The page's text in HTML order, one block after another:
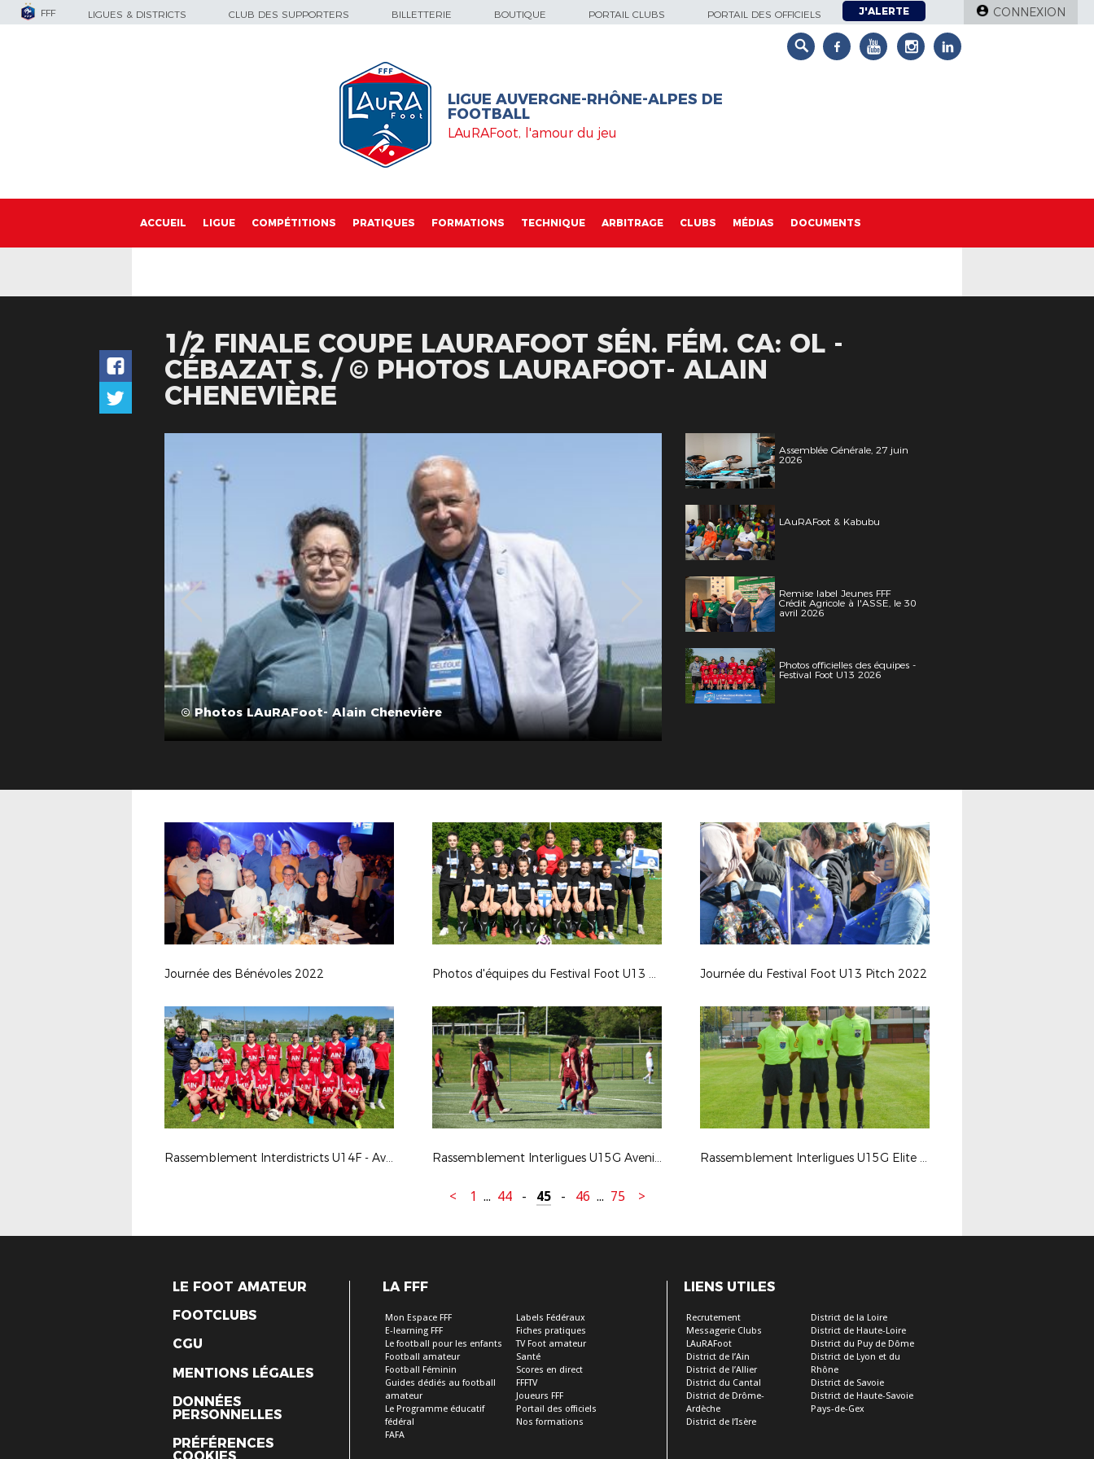
FFF LIGUES & DISTRICTS CLUB DES SUPPORTERS BILLETTERIE BOUTIQUE PORTAIL CLUBS PORTAIL DES OFFICIELS J'ALERTE CONNEXION
LIGUE AUVERGNE-RHÔNE-ALPES DE
FOOTBALL
LAuRAFoot, l'amour du jeu
ACCUEIL LIGUE COMPÉTITIONS PRATIQUES FORMATIONS TECHNIQUE ARBITRAGE CLUBS MÉDIAS DOCUMENTS
1/2 FINALE COUPE LAURAFOOT SÉN. FÉM. CA: OL -
CÉBAZAT S. / © PHOTOS LAURAFOOT- ALAIN
CHENEVIÈRE
© Photos LAuRAFoot- Alain Chenevière
Assemblée Générale, 27 juin
2026
LAuRAFoot & Kabubu
Remise label Jeunes FFF
Crédit Agricole à l'ASSE, le 30
avril 2026
Photos officielles des équipes -
Festival Foot U13 2026
Journée des Bénévoles 2022 Photos d'équipes du Festival Foot U13 Pitch Journée du Festival Foot U13 Pitch 2022
Rassemblement Interdistricts U14F - Avril 2022 Rassemblement Interligues U15G Avenir - 2022- Rassemblement Interligues U15G Elite - 2022-
< 1 ... 44 - 45 - 46 ... 75 >
LE FOOT AMATEUR
FOOTCLUBS
CGU
MENTIONS LÉGALES
DONNÉES
PERSONNELLES
PRÉFÉRENCES
LA FFF
Mon Espace FFF
E-learning FFF
Le football pour les enfants
Football amateur
Football Féminin
Guides dédiés au football
amateur
Le Programme éducatif
fédéral
FAFA
Labels Fédéraux
Fiches pratiques
TV Foot amateur
Santé
Scores en direct
FFFTV
Joueurs FFF
Portail des officiels
Nos formations
LIENS UTILES
Recrutement
Messagerie Clubs
LAuRAFoot
District de l’Ain
District de l’Allier
District du Cantal
District de Drôme-
Ardèche
District de l’Isère
District de la Loire
District de Haute-Loire
District du Puy de Dôme
District de Lyon et du
Rhône
District de Savoie
District de Haute-Savoie
Pays-de-Gex